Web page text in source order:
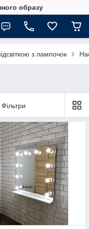
образу
з лампочок
Фільтри